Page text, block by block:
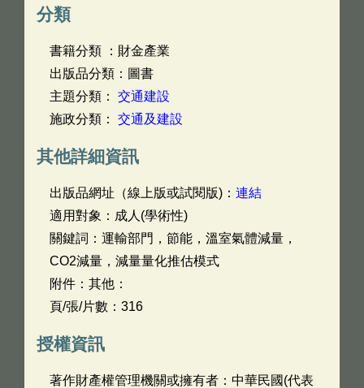
分類
書籍分類 ：財金產業
出版品分類：圖書
主題分類： 交通建設
施政分類： 交通及建設
其他詳細資訊
出版品網址（線上版或試閱版)： 連結
適用對象：成人(學術性)
關鍵詞：運輸部門，節能，溫室氣體減量，
CO2減量，減量量化推估模式
附件：其他：
頁/張/片數：316
授權資訊
著作財產權管理機關或擁有者：中華民國(代表